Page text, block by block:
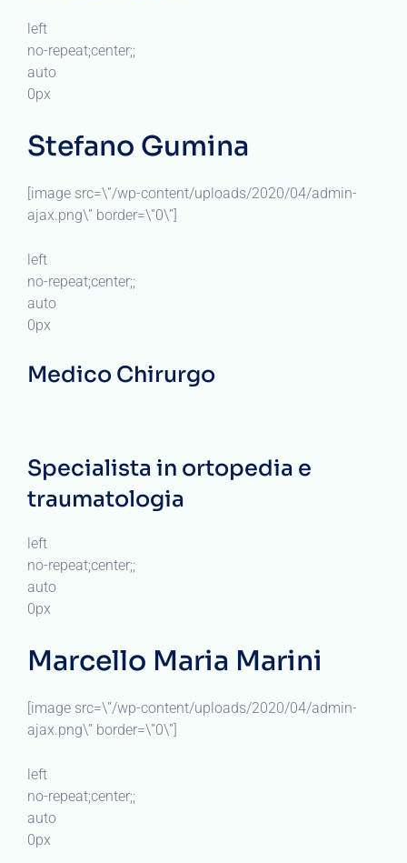
left
no-repeat;center;;
auto
0px
Stefano Gumina
[image src=\”/wp-content/uploads/2020/04/admin-
ajax.png\” border=\”0\”]
left
no-repeat;center;;
auto
0px
Medico Chirurgo
Specialista in ortopedia e
traumatologia
left
no-repeat;center;;
auto
0px
Marcello Maria Marini
[image src=\”/wp-content/uploads/2020/04/admin-
ajax.png\” border=\”0\”]
left
no-repeat;center;;
auto
0px